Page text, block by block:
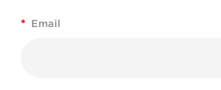
* Email